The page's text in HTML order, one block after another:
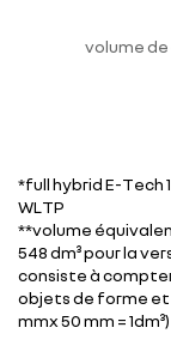
volume
*full hybrid E-Tech
WLTP
**volume
548 dm³ pour la
consiste à
objets de forme et
mmx 50 mm = 1dm³)